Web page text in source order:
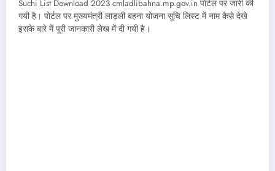
Suchi List Download 2023 cmladlibahna.mp.gov.in पोर्टल पर जारी की
गयी है। पोर्टल पर मुख्यमंत्री लाड़ली बहना योजना सूचि लिस्ट में नाम कैसे देखे
इसके बारे में पूरी जानकारी लेख में दी गयी है।